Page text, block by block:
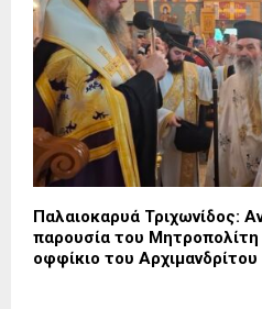
Παλαιοκαρυά Τριχωνίδος:
παρουσία του
οφφίκιο του